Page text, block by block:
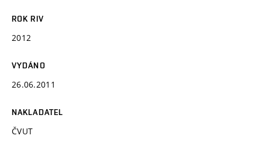
ROK RIV
2012
VYDÁNO
26.06.2011
NAKLADATEL
ČVUT